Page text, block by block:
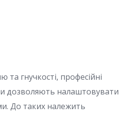
та гнучкості, професійні
дозволяють налаштовувати
До таких належить